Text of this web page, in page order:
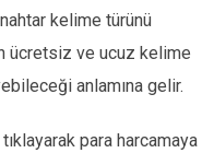
kelime türünü
ücretsiz ve ucuz kelime
anlamına gelir.
para harcamaya